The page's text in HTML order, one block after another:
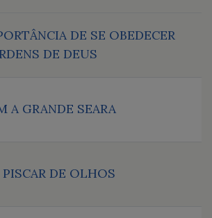
DE SE OBEDECER
DE DEUS
A GRANDE SEARA
DE OLHOS